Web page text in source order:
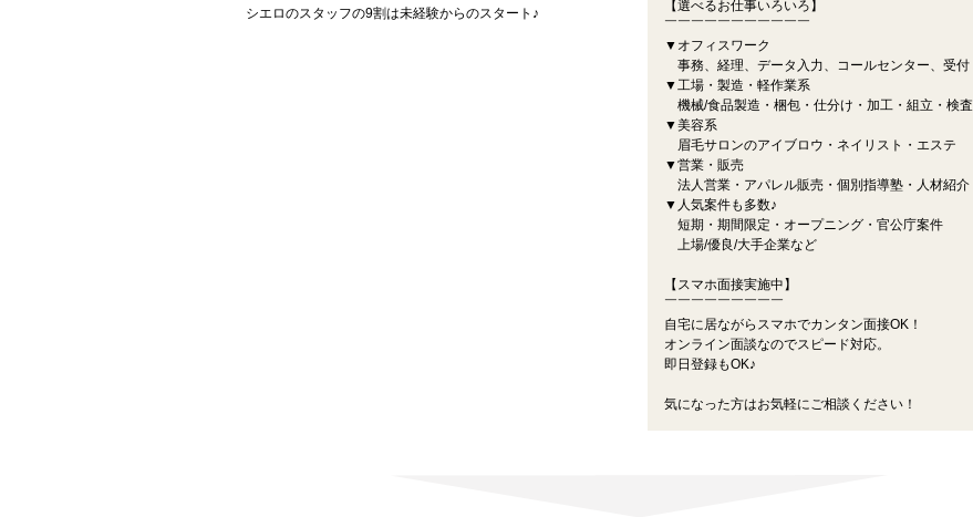
シエロのスタッフの9割は未経験からのスタート♪
【選べるお仕事いろいろ】
￣￣￣￣￣￣￣￣￣￣￣
▼オフィスワーク
事務、経理、データ入力、コールセンター、受付
▼工場・製造・軽作業系
機械/食品製造・梱包・仕分け・加工・組立・検査
▼美容系
眉毛サロンのアイブロウ・ネイリスト・エステ
▼営業・販売
法人営業・アパレル販売・個別指導塾・人材紹介
▼人気案件も多数♪
短期・期間限定・オープニング・官公庁案件
上場/優良/大手企業など
【スマホ面接実施中】
￣￣￣￣￣￣￣￣￣
自宅に居ながらスマホでカンタン面接OK！
オンライン面談なのでスピード対応。
即日登録もOK♪
気になった方はお気軽にご相談ください！